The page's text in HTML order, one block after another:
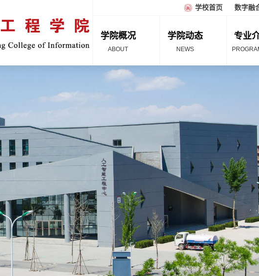
学校首页 数字融
学院概况
ABOUT
学院动态
NEWS
专业